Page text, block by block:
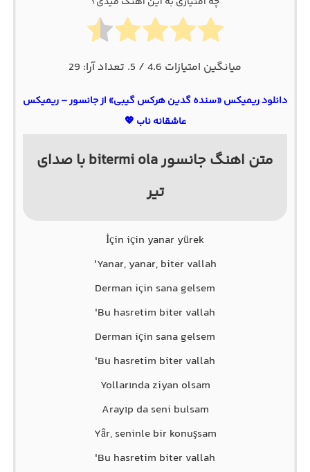
میانگین امتیازات 4.6 / 5. تعداد آرا: 29
دانلود ریمیکس «سنده گدین هرکس گیبی» از جانسور – ریمیکس
عاشقانه ناب 💖
متن اهنگ جانسور bitermi ola با صدای
تیر
İçin için yanar yürek
Yanar, yanar, biter vallah'
Derman için sana gelsem
Bu hasretim biter vallah'
Derman için sana gelsem
Bu hasretim biter vallah'
Yollarında ziyan olsam
Arayıp da seni bulsam
Yâr, seninle bir konuşsam
Bu hasretim biter vallah'